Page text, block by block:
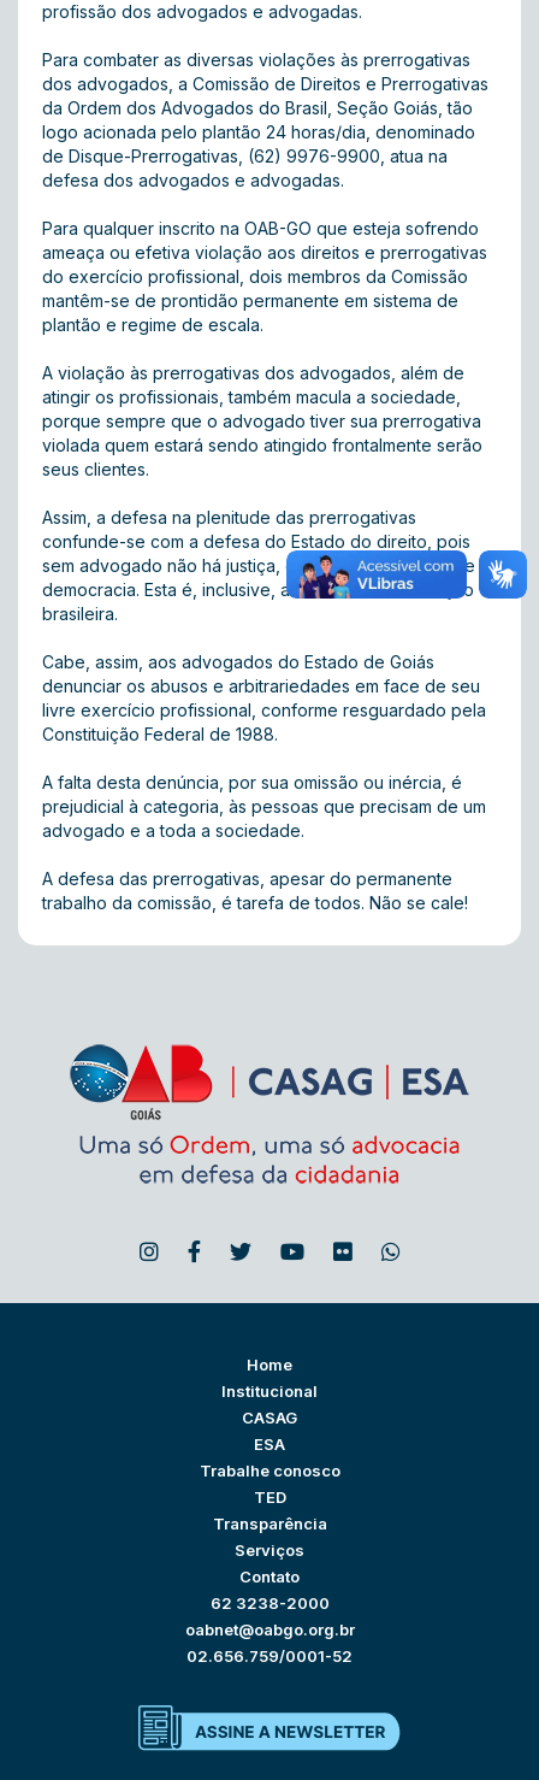
profissão dos advogados e advogadas.
Para combater as diversas violações às prerrogativas
dos advogados, a Comissão de Direitos e Prerrogativas
da Ordem dos Advogados do Brasil, Seção Goiás, tão
logo acionada pelo plantão 24 horas/dia, denominado
de Disque-Prerrogativas, (62) 9976-9900, atua na
defesa dos advogados e advogadas.
Para qualquer inscrito na OAB-GO que esteja sofrendo
ameaça ou efetiva violação aos direitos e prerrogativas
do exercício profissional, dois membros da Comissão
mantêm-se de prontidão permanente em sistema de
plantão e regime de escala.
A violação às prerrogativas dos advogados, além de
atingir os profissionais, também macula a sociedade,
porque sempre que o advogado tiver sua prerrogativa
violada quem estará sendo atingido frontalmente serão
seus clientes.
Assim, a defesa na plenitude das prerrogativas
confunde-se com a defesa do Estado do direito, pois
sem advogado não há justiça, e sem justiça não existe
democracia. Esta é, inclusive, a ordem da Constituição
brasileira.
Cabe, assim, aos advogados do Estado de Goiás
denunciar os abusos e arbitrariedades em face de seu
livre exercício profissional, conforme resguardado pela
Constituição Federal de 1988.
A falta desta denúncia, por sua omissão ou inércia, é
prejudicial à categoria, às pessoas que precisam de um
advogado e a toda a sociedade.
A defesa das prerrogativas, apesar do permanente
trabalho da comissão, é tarefa de todos. Não se cale!
Home
Institucional
CASAG
ESA
Trabalhe conosco
TED
Transparência
Serviços
Contato
62 3238-2000
oabnet@oabgo.org.br
02.656.759/0001-52